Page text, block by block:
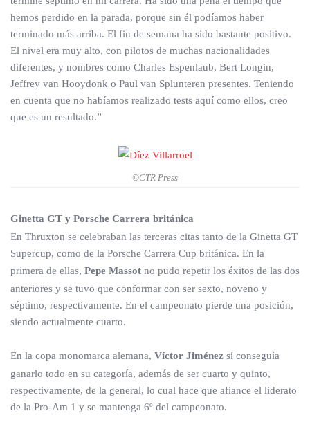
hemos perdido en la parada, porque sin él podíamos haber
terminado más arriba. El fin de semana ha sido bastante positivo.
El nivel era muy alto, con pilotos de muchas nacionalidades
diferentes, y nombres como Charles Espenlaub, Bert Longin,
Jeffrey van Hooydonk o Paul van Splunteren presentes. Teniendo
en cuenta que no habíamos realizado tests aquí como ellos, creo
que es un resultado.”
©CTR Press
Ginetta GT y Porsche Carrera británica
En Thruxton se celebraban las terceras citas tanto de la Ginetta GT
Supercup, como de la Porsche Carrera Cup británica. En la
primera de ellas, Pepe Massot no pudo repetir los éxitos de las dos
anteriores y se tuvo que conformar con ser sexto, noveno y
séptimo, respectivamente. En el campeonato pierde una posición,
siendo actualmente cuarto.
En la copa monomarca alemana, Víctor Jiménez sí conseguía
ganarlo todo en su categoría, además de ser cuarto y quinto,
respectivamente, de la general, lo cual hace que afiance el liderato
de la Pro-Am 1 y se mantenga 6º del campeonato.